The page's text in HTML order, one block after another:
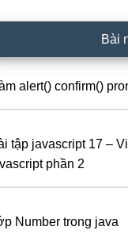
Bài
alert() confirm()
tập javascript 17 –
phần 2
Number trong java